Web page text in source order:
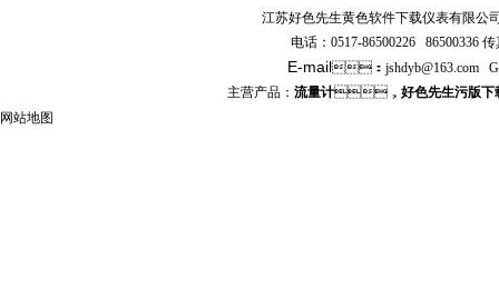
江苏好色先生黄色软件下载仪表有限公
电话： 0517-86500226 86500336 传
E-mail： jshdyb@163.com
主营产品： 流量计， 好色先生污版下
网站地图